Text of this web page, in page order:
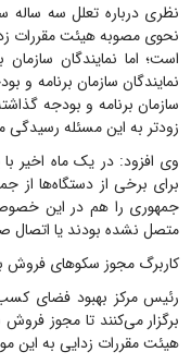
نظری درباره تعلل سه ساله
نحوی مصوبه هیئت مقررات
است؛ اما نمایندگان
نمایندگان سازمان برنامه
سازمان برنامه و بودجه
زودتر به این مسئله
وی افزود: در یک ماه اخیر
برای برخی از دستگاه‌ها از
جمهوری را هم در این خصوص
متصل نشده بودند یا اتصال
کاربرگ مجوز سکوهای
رئیس مرکز بهبود فضای
برگزار می‌کنند تا مجوز
هیئت مقررات زدایی به این